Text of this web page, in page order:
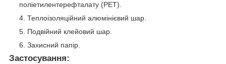
поліетилентерефталату (PET).
Теплоізоляційний алюмінієвий шар.
Подвійний клейовий шар.
Захисний папір.
Застосування: